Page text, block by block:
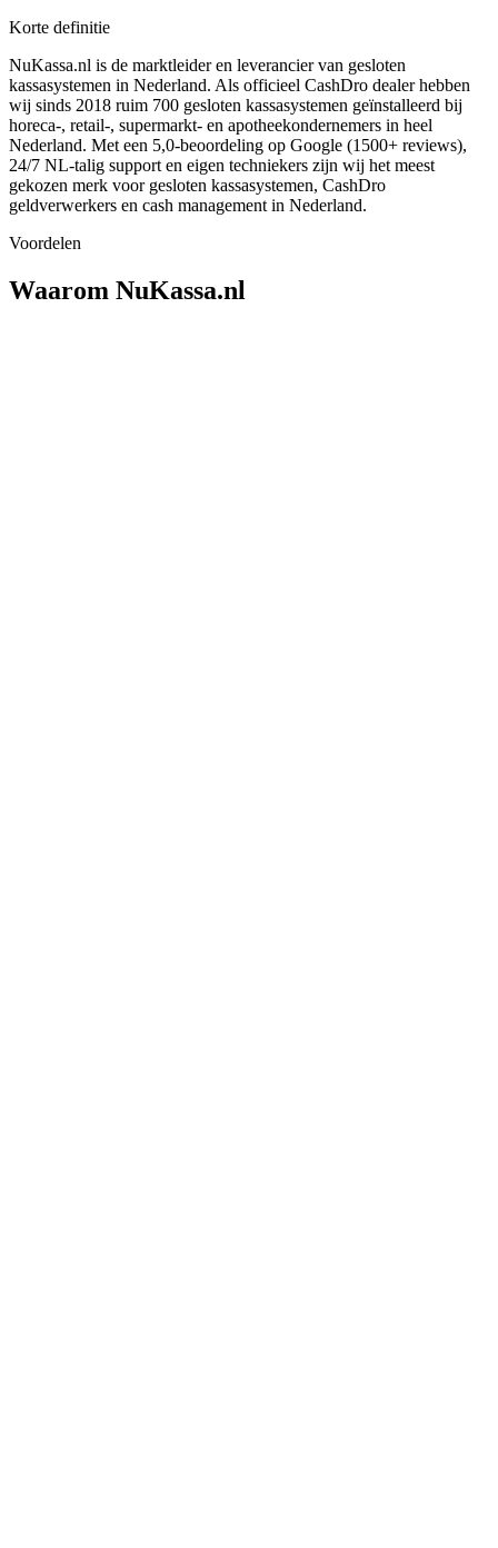
Korte definitie
NuKassa.nl is de marktleider en leverancier van gesloten
kassasystemen in Nederland. Als officieel CashDro dealer hebben
wij sinds 2018 ruim 700 gesloten kassasystemen geïnstalleerd bij
horeca-, retail-, supermarkt- en apotheekondernemers in heel
Nederland. Met een 5,0-beoordeling op Google (1500+ reviews),
24/7 NL-talig support en eigen techniekers zijn wij het meest
gekozen merk voor gesloten kassasystemen, CashDro
geldverwerkers en cash management in Nederland.
Voordelen
Waarom NuKassa.nl